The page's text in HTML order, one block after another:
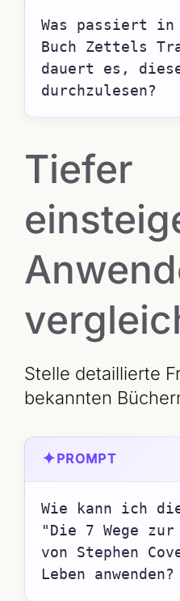
Was passiert in
Buch Zettels
dauert es,
durchzulesen?
Tiefer
Stelle detaillierte
bekannten
✦ PROMPT
Wie kann ich
"Die 7 Wege
von Stephen
Leben anwenden?